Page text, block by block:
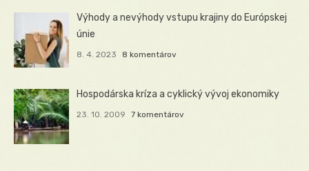
Výhody a nevýhody vstupu krajiny do Európskej
únie
8. 4. 2023 8 komentárov
Hospodárska kríza a cyklický vývoj ekonomiky
23. 10. 2009 7 komentárov